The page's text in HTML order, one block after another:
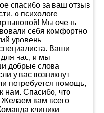
спасибо за ваш отзыв
о психологе
Мы очень
себя комфортно
уровень
Ваши
нас, и мы
добрые слова
у вас возникнут
потребуется помощь,
нам. Спасибо, что
Желаем вам всего
клиники